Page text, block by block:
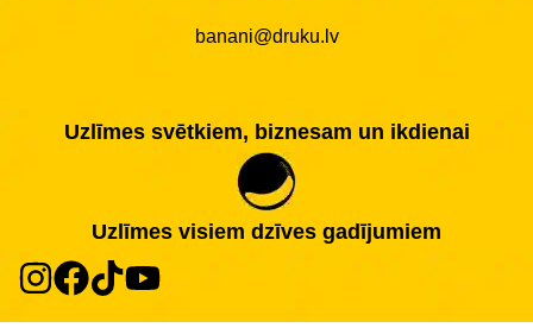
banani@druku.lv
Uzlīmes svētkiem, biznesam un ikdienai
Uzlīmes visiem dzīves gadījumiem